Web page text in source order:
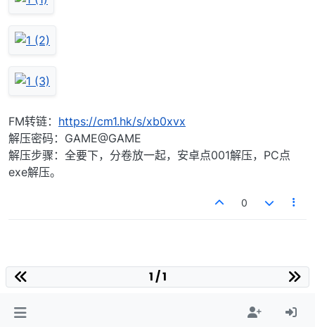
FM转链： https://cm1.hk/s/xb0xvx
解压密码：GAME@GAME
解压步骤：全要下，分卷放一起，安卓点001解压，PC点
exe解压。
0
1 / 1